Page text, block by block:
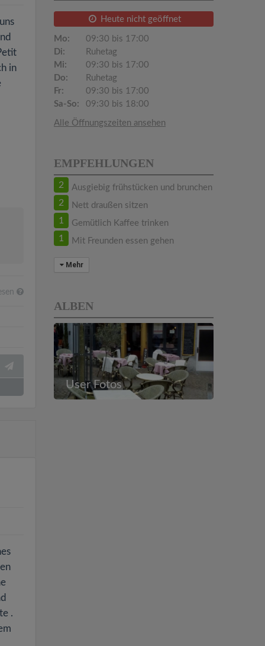
in
.
Heute nicht geöffnet
Mo:
09:30 bis 17:00
Di:
Ruhetag
Mi:
09:30 bis 17:00
Do:
Ruhetag
Fr:
09:30 bis 17:00
Sa-So:
09:30 bis 18:00
Alle Öffnungszeiten ansehen
EMPFEHLUNGEN
2 Ausgiebig frühstücken und brunchen
2 Nett draußen sitzen
1 Gemütlich Kaffee trinken
1 Mit Freunden essen gehen
Mehr
ALBEN
User Fotos